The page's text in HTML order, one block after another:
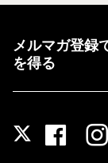
メルマガ登録
を得る
Twitter